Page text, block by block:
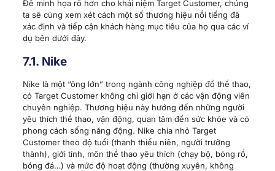
Để minh họa rõ hơn cho khái niệm Target Customer, chúng
ta sẽ cùng xem xét cách một số thương hiệu nổi tiếng đã
xác định và tiếp cận khách hàng mục tiêu của họ qua các ví
dụ bên dưới đây.
7.1. Nike
Nike là một “ông lớn” trong ngành công nghiệp đồ thể thao,
có Target Customer không chỉ giới hạn ở các vận động viên
chuyên nghiệp. Thương hiệu này hướng đến những người
yêu thích thể thao, vận động, quan tâm đến sức khỏe và có
phong cách sống năng động. Nike chia nhỏ Target
Customer theo độ tuổi (thanh thiếu niên, người trưởng
thành), giới tính, môn thể thao yêu thích (chạy bộ, bóng rổ,
bóng đá…) và mức độ hoạt động (thường xuyên, không